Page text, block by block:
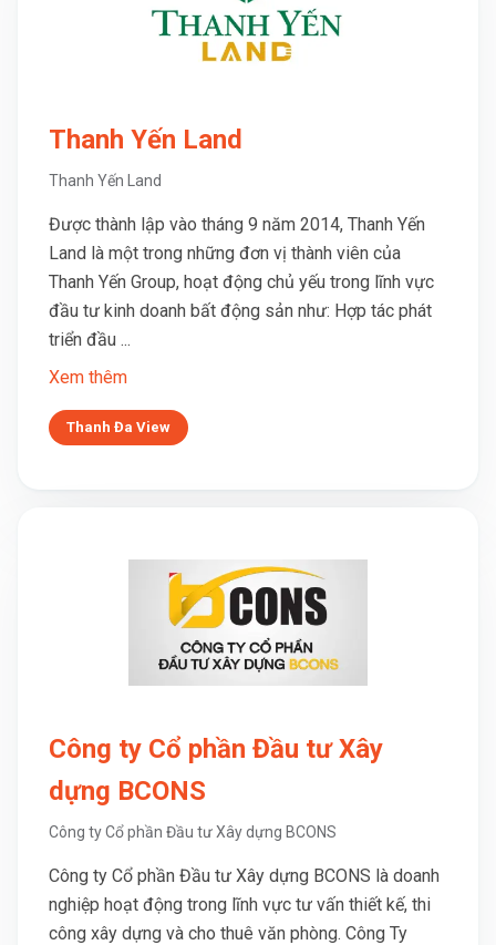
Thanh Yến Land
Thanh Yến Land
Được thành lập vào tháng 9 năm 2014, Thanh Yến
Land là một trong những đơn vị thành viên của
Thanh Yến Group, hoạt động chủ yếu trong lĩnh vực
đầu tư kinh doanh bất động sản như: Hợp tác phát
triển đầu ...
Xem thêm
Thanh Đa View
Công ty Cổ phần Đầu tư Xây
dựng BCONS
Công ty Cổ phần Đầu tư Xây dựng BCONS
Công ty Cổ phần Đầu tư Xây dựng BCONS là doanh
nghiệp hoạt động trong lĩnh vực tư vấn thiết kế, thi
công xây dựng và cho thuê văn phòng. Công Ty